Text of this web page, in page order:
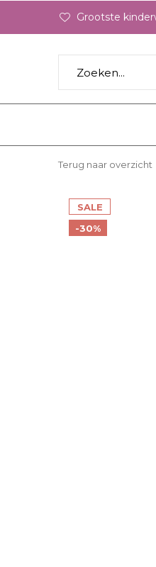
Grootste
Terug naar overzicht
SALE
-30%